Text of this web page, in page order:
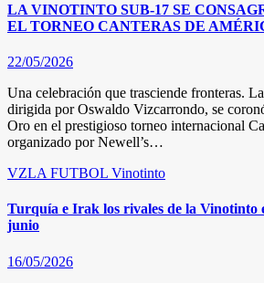
LA VINOTINTO SUB-17 SE
EL TORNEO CANTERAS DE
22/05/2026
Una celebración que trasciende fronteras.
dirigida por Oswaldo Vizcarrondo, se
Oro en el prestigioso torneo internacional
organizado por Newell’s…
VZLA FUTBOL Vinotinto
Turquía e Irak los rivales de la Vinotinto
junio
16/05/2026